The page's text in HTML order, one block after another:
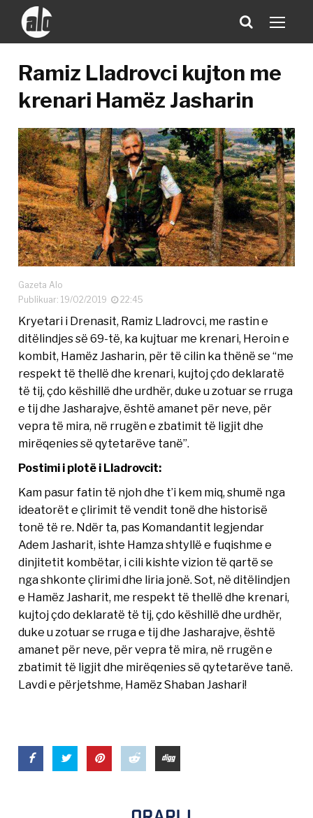
Ramiz Lladrovci kujton me
krenari Hamëz Jasharin
Gazeta Alo
Publikuar: 19/02/2019
22:45
Kryetari i Drenasit, Ramiz Lladrovci, me rastin e
ditëlindjes së 69-të, ka kujtuar me krenari, Heroin e
kombit, Hamëz Jasharin, për të cilin ka thënë se “me
respekt të thellë dhe krenari, kujtoj çdo deklaratë
të tij, çdo këshillë dhe urdhër, duke u zotuar se rruga
e tij dhe Jasharajve, është amanet për neve, për
vepra të mira, në rrugën e zbatimit të ligjit dhe
mirëqenies së qytetarëve tanë”.
Postimi i plotë i Lladrovcit:
Kam pasur fatin të njoh dhe t’i kem miq, shumë nga
ideatorët e çlirimit të vendit tonë dhe historisë
tonë të re. Ndër ta, pas Komandantit legjendar
Adem Jasharit, ishte Hamza shtyllë e fuqishme e
dinjitetit kombëtar, i cili kishte vizion të qartë se
nga shkonte çlirimi dhe liria jonë. Sot, në ditëlindjen
e Hamëz Jasharit, me respekt të thellë dhe krenari,
kujtoj çdo deklaratë të tij, çdo këshillë dhe urdhër,
duke u zotuar se rruga e tij dhe Jasharajve, është
amanet për neve, për vepra të mira, në rrugën e
zbatimit të ligjit dhe mirëqenies së qytetarëve tanë.
Lavdi e përjetshme, Hamëz Shaban Jashari!